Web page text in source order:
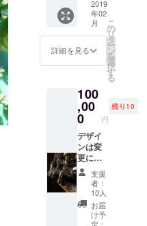
で、そ
ちらに
ご希望
の色と
サイズ
きます
ようお
願いい
たしま
す
下旬の
日曜日
を予定
してお
りま
す。
シャツ
イズS・
M・L）
（色ブ
ラッ
ク・ホ
ワイ
ト）か
らお選
びくだ
さい。
プレ
オープ
ンツ
2019
年02
月
詳細を見る
こ
の
リ
タ
ー
ン
を
選
択
す
る
100
,00
0 円
残り10
デザイ
ンは変
更にな
る場合
がござ
いま
す。お
披露目
会は2月
支援
者：
10人
お届
け予
定：